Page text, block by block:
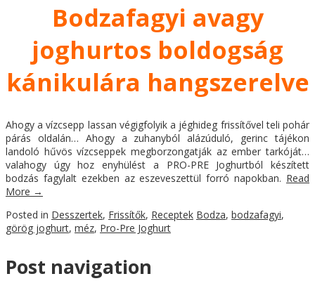
Bodzafagyi avagy
joghurtos boldogság
kánikulára hangszerelve
Ahogy a vízcsepp lassan végigfolyik a jéghideg frissítővel teli pohár
párás oldalán… Ahogy a zuhanyból alázúduló, gerinc tájékon
landoló hűvös vízcseppek megborzongatják az ember tarkóját…
valahogy úgy hoz enyhülést a PRO-PRE Joghurtból készített
bodzás fagylalt ezekben az eszeveszettül forró napokban. Read
More →
Posted in Desszertek, Frissítők, Receptek Bodza, bodzafagyi,
görög joghurt, méz, Pro-Pre Joghurt
Post navigation